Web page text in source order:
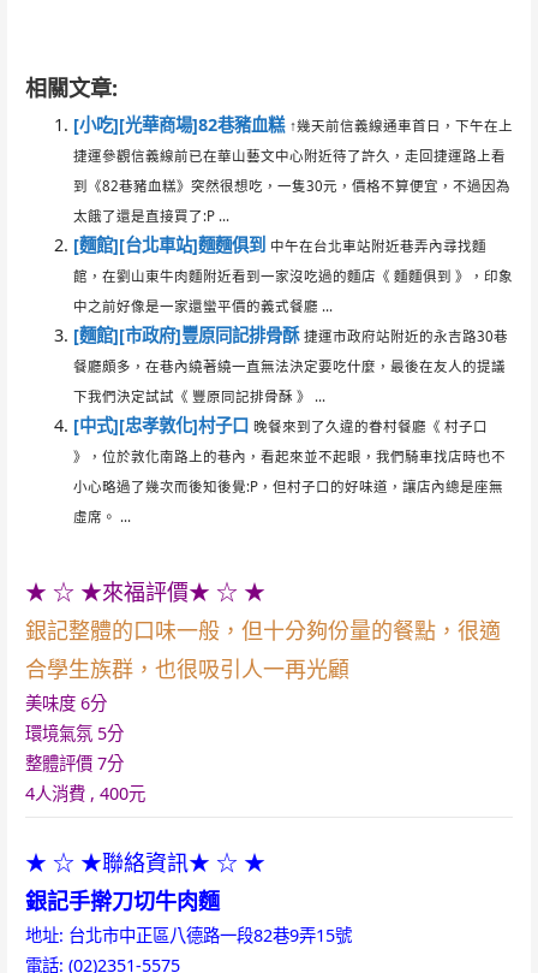
相關文章:
[小吃][光華商場]82巷豬血糕 ↑幾天前信義線通車首日，下午在上
捷運參觀信義線前已在華山藝文中心附近待了許久，走回捷運路上看
到《82巷豬血糕》突然很想吃，一隻30元，價格不算便宜，不過因為
太餓了還是直接買了:P ...
[麵館][台北車站]麵麵俱到 中午在台北車站附近巷弄內尋找麵
館，在劉山東牛肉麵附近看到一家沒吃過的麵店《 麵麵俱到 》，印象
中之前好像是一家還蠻平價的義式餐廳 ...
[麵館][市政府]豐原同記排骨酥 捷運市政府站附近的永吉路30巷
餐廳頗多，在巷內繞著繞一直無法決定要吃什麼，最後在友人的提議
下我們決定試試《 豐原同記排骨酥 》 ...
[中式][忠孝敦化]村子口 晚餐來到了久違的眷村餐廳《 村子口
》，位於敦化南路上的巷內，看起來並不起眼，我們騎車找店時也不
小心略過了幾次而後知後覺:P，但村子口的好味道，讓店內總是座無
虛席。 ...
★ ☆ ★來福評價★ ☆ ★
銀記整體的口味一般，但十分夠份量的餐點，很適
合學生族群，也很吸引人一再光顧
美味度 6分
環境氣氛 5分
整體評價 7分
4人消費 , 400元
★ ☆ ★聯絡資訊★ ☆ ★
銀記手擀刀切牛肉麵
地址: 台北市中正區八德路一段82巷9弄15號
電話: (02)2351-5575